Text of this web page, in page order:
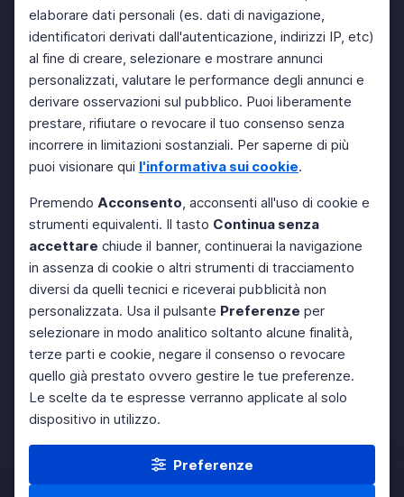
elaborare dati personali (es. dati di navigazione,
identificatori derivati dall'autenticazione, indirizzi IP, etc)
al fine di creare, selezionare e mostrare annunci
personalizzati, valutare le performance degli annunci e
derivare osservazioni sul pubblico. Puoi liberamente
prestare, rifiutare o revocare il tuo consenso senza
incorrere in limitazioni sostanziali. Per saperne di più
puoi visionare qui l'informativa sui cookie.
Premendo Acconsento, acconsenti all'uso di cookie e
strumenti equivalenti. Il tasto Continua senza
accettare chiude il banner, continuerai la navigazione
in assenza di cookie o altri strumenti di tracciamento
diversi da quelli tecnici e riceverai pubblicità non
personalizzata. Usa il pulsante Preferenze per
selezionare in modo analitico soltanto alcune finalità,
terze parti e cookie, negare il consenso o revocare
quello già prestato ovvero gestire le tue preferenze.
Le scelte da te espresse verranno applicate al solo
dispositivo in utilizzo.
Preferenze